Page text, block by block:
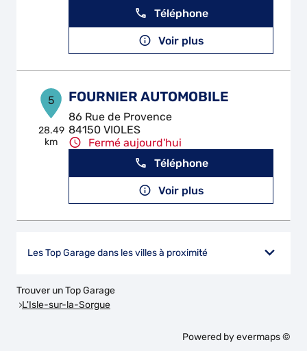
Téléphone
Voir plus
5
28.49
km
FOURNIER AUTOMOBILE
86 Rue de Provence
84150 VIOLES
Fermé aujourd'hui
Téléphone
Voir plus
Les Top Garage dans les villes à proximité
Trouver un Top Garage
L'Isle-sur-la-Sorgue
Powered byevermaps ©